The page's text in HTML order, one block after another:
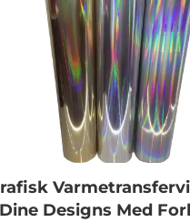
Designs Med